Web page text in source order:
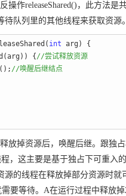
作releaseShared()，此方法
待队列里的其他线程来获取资源
int
{ //尝试释放资源
//唤醒后继结点
掉资源后，唤醒后继。跟独占
，这主要是基于独占下可重入
源的线程在释放掉部分资源时
要等待。A在运行过程中释放